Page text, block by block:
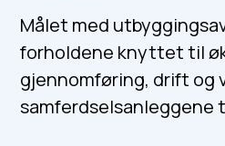
Målet med
forholdene knyttet til
gjennomføring, drift og
samferdselsanleggene